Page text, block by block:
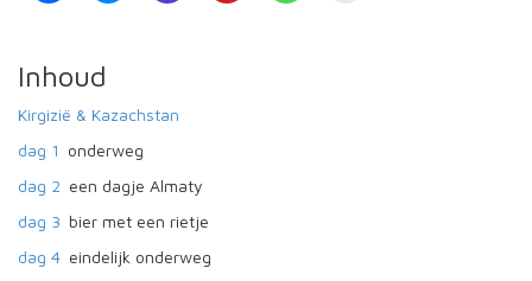
Inhoud
Kirgizië & Kazachstan
dag 1 onderweg
dag 2 een dagje Almaty
dag 3 bier met een rietje
dag 4 eindelijk onderweg